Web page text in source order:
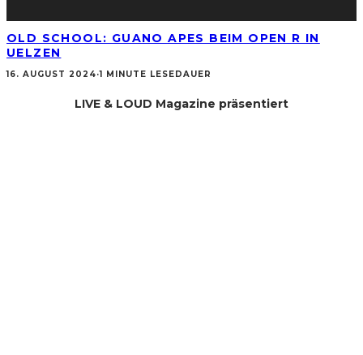
OLD SCHOOL: GUANO APES BEIM OPEN R IN
UELZEN
16. AUGUST 2024·1 MINUTE LESEDAUER
LIVE & LOUD Magazine präsentiert